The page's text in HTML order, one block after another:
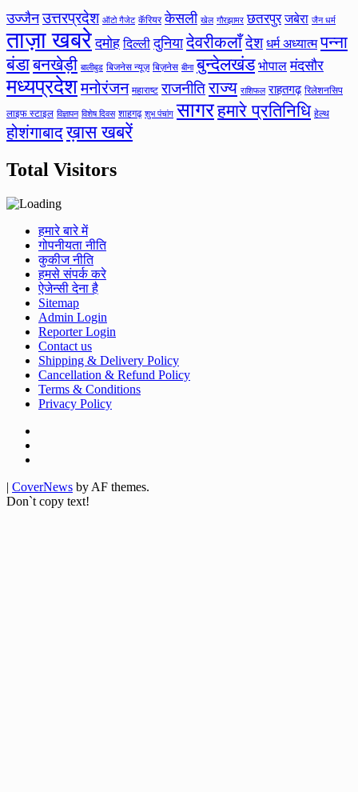
उज्जैन उत्तरप्रदेश ऑटो गैजेट कॅरियर केसली खेल गौरझामर छतरपुर जबेरा जैन धर्म
ताज़ा खबरे दमोह दिल्ली दुनिया देवरीकलाँदेश धर्म अध्यात्म पन्ना
बंडाबनखेड़ी बालीबुड बिजनेस न्यूज़ बिज़नेस बीना बुन्देलखंड भोपाल मंदसौर
मध्यप्रदेशमनोरंजन महाराष्ट राजनीतिराज्य राशिफल राहतगढ़ रिलेशनसिप
लाइफ स्टाइल विज्ञापन विशेष दिवस शाहगढ़ शुभ पंचांग सागरहमारे प्रतिनिधि हेल्थ
होशंगाबादख़ास खबरें
Total Visitors
हमारे बारे में
गोपनीयता नीति
कुकीज नीति
हमसे संपर्क करे
ऐजेन्सी देना है
Sitemap
Admin Login
Reporter Login
Contact us
Shipping & Delivery Policy
Cancellation & Refund Policy
Terms & Conditions
Privacy Policy
| CoverNews by AF themes.
Don`t copy text!